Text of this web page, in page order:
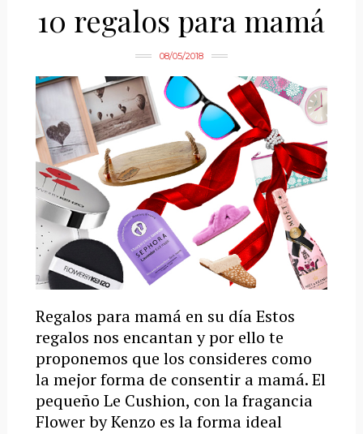
10 regalos para mamá
08/05/2018
Regalos para mamá en su día Estos
regalos nos encantan y por ello te
proponemos que los consideres como
la mejor forma de consentir a mamá. El
pequeño Le Cushion, con la fragancia
Flower by Kenzo es la forma ideal